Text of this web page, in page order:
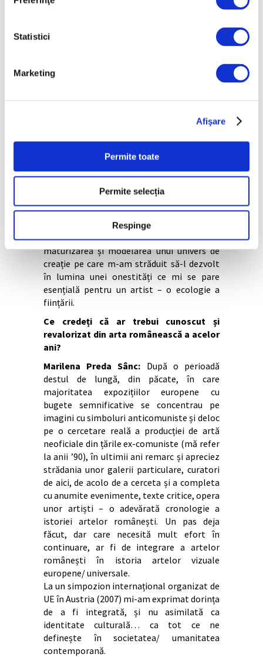
Statistici
Marketing
Afişare
Permite toate
Permite selecția
Respinge
Preda Sânc: „
Bodyscape 1982–1988”,
deschisă la Gaep până pe 25 octombrie 2025;
Privind în urmă, ce rol a jucat acea
perioadă în formarea viziunii dvs.
artistice?
Marilena Preda Sânc: Cred că tot ce am
trăit, gândit, reflectat în lucrările mele din
acea perioadă, experimentând și îndrăznind
să abordez noi teme, noi medium-uri
artistice, reprezintă tendințe conceptuale
pe care le-am dezvoltat și diversificat
ulterior. Le-am recontextualizat odată cu
maturizarea și modelarea unui univers de
creație pe care m-am străduit să-l dezvolt
în lumina unei onestități ce mi se pare
esențială pentru un artist – o ecologie a
ființării.
Ce credeți că ar trebui cunoscut și
revalorizat din arta românească a acelor
ani?
Marilena Preda Sânc: După o perioadă
destul de lungă, din păcate, în care
majoritatea expozițiilor europene cu
bugete semnificative se concentrau pe
imagini cu simboluri anticomuniste și deloc
pe o cercetare reală a producției de artă
neoficiale din țările ex-comuniste (mă refer
la anii ’90), în ultimii ani remarc și apreciez
strădania unor galerii particulare, curatori
de aici, de acolo de a cerceta și a completa
cu anumite evenimente, texte critice, opera
unor artiști – o adevărată cronologie a
istoriei artelor românești. Un pas deja
făcut, dar care necesită mult efort în
continuare, ar fi de integrare a artelor
românești în istoria artelor vizuale
europene/ universale.
La un simpozion internațional organizat de
UE în Austria (2007) mi-am exprimat dorința
de a fi integrată, și nu asimilată ca
identitate culturală… ca tot ce ne
definește în societatea/ umanitatea
contemporană.